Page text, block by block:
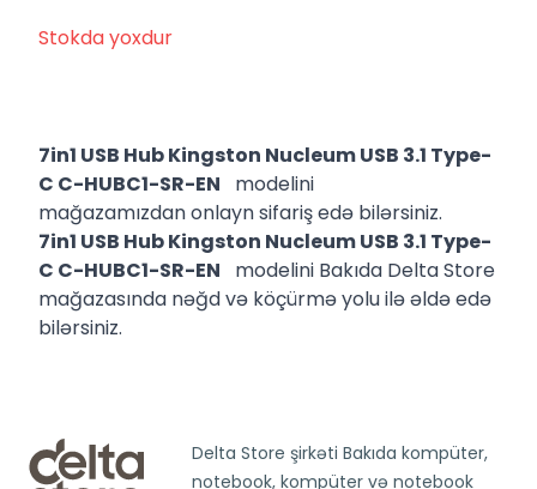
Stokda yoxdur
7in1 USB Hub Kingston Nucleum USB 3.1 Type-
C C-HUBC1-SR-EN modelini
mağazamızdan onlayn sifariş edə bilərsiniz.
7in1 USB Hub Kingston Nucleum USB 3.1 Type-
C C-HUBC1-SR-EN modelini Bakıda Delta Store
mağazasında nəğd və köçürmə yolu ilə əldə edə
bilərsiniz.
Delta Store şirkəti Bakıda kompüter,
notebook, kompüter və notebook